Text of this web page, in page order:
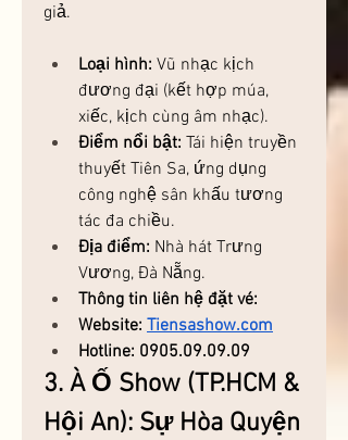
giả.
Loại hình: Vũ nhạc kịch
đương đại (kết hợp múa,
xiếc, kịch cùng âm nhạc).
Điểm nổi bật: Tái hiện truyền
thuyết Tiên Sa, ứng dụng
công nghệ sân khấu tương
tác đa chiều.
Địa điểm: Nhà hát Trưng
Vương, Đà Nẵng.
Thông tin liên hệ đặt vé:
Website: Tiensashow.com
Hotline: 0905.09.09.09
3. À Ố Show (TP.HCM &
Hội An): Sự Hòa Quyện